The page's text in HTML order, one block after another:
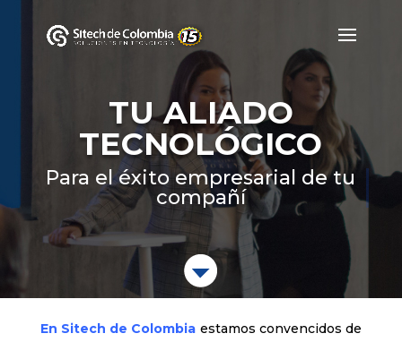
TU ALIADO
TECNOLÓGICO
Para el éxito empresaria
Home &#x39; NOSOTROS
En Sitech de Colombiaestamos convencidos de
competitivas, por lo cual brindamos soluciones